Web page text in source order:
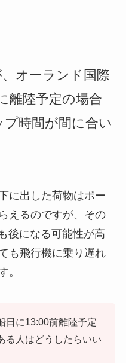
オーランド国際
離陸予定の場合
時間が間に合い
に出した荷物はポー
えるのですが、その
後になる可能性が高
も飛行機に乗り遅れ
。
日に13:00前離陸予定
る人はどうしたらいい